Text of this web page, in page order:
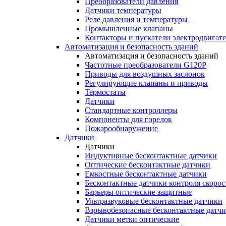
Датчики температуры
Реле давления и температуры
Промышленные клапаны
Контакторы и пускатели
Автоматизация и безопасность зданий
Автоматизация и безопасность зданий
Частотные преобразователи G120P
Приводы для воздушных заслонок
Регулирующие клапаны и приводы
Термостаты
Датчики
Стандартные контроллеры
Компоненты для горелок
Пожарообнаружение
Датчики
Датчики
Индуктивные бесконтактные датчики
Оптические бесконтактные датчики
Емкостные бесконтактные датчики
Бесконтактные датчики контроля
Барьеры оптические защитные
Ультразвуковые бесконтактные датчики
Взрывобезопасные бесконтактные
Датчики метки оптические